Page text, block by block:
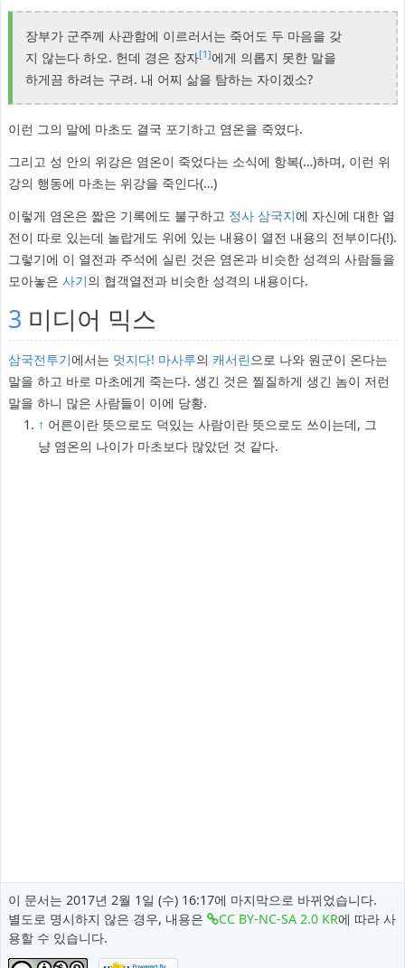
장부가 군주께 사관함에 이르러서는 죽어도 두 마음을 갖
지 않는다 하오. 헌데 경은 장자[1]에게 의롭지 못한 말을
하게끔 하려는 구려. 내 어찌 삶을 탐하는 자이겠소?
이런 그의 말에 마초도 결국 포기하고 염온을 죽였다.
그리고 성 안의 위강은 염온이 죽었다는 소식에 항복(…)하며, 이런 위
강의 행동에 마초는 위강을 죽인다(…)
이렇게 염온은 짧은 기록에도 불구하고 정사 삼국지에 자신에 대한 열
전이 따로 있는데 놀랍게도 위에 있는 내용이 열전 내용의 전부이다(!).
그렇기에 이 열전과 주석에 실린 것은 염온과 비슷한 성격의 사람들을
모아놓은 사기의 협객열전과 비슷한 성격의 내용이다.
3 미디어 믹스
삼국전투기에서는 멋지다! 마사루의 캐서린 으로 나와 원군이 온다는
말을 하고 바로 마초에게 죽는다. 생긴 것은 찔질하게 생긴 놈이 저런
말을 하니 많은 사람들이 이에 당황.
↑ 어른이란 뜻으로도 덕있는 사람이란 뜻으로도 쓰이는데, 그
냥 염온의 나이가 마초보다 많았던 것 같다.
이 문서는 2017년 2월 1일 (수) 16:17에 마지막으로 바뀌었습니다.
별도로 명시하지 않은 경우, 내용은
CC BY-NC-SA 2.0 KR에 따라 사
용할 수 있습니다.